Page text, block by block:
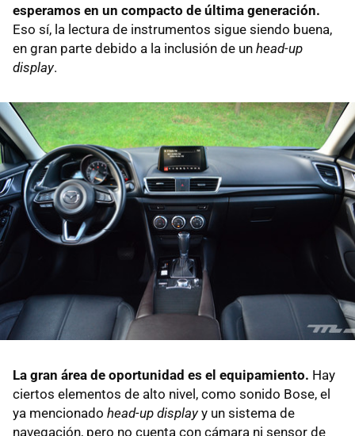
esperamos en un compacto de última generación.
Eso sí, la lectura de instrumentos sigue siendo buena,
en gran parte debido a la inclusión de un head-up
display.
La gran área de oportunidad es el equipamiento. Hay
ciertos elementos de alto nivel, como sonido Bose, el
ya mencionado head-up displayy un sistema de
navegación, pero no cuenta con cámara ni sensor de